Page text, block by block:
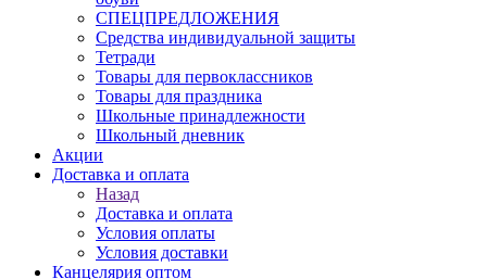
СПЕЦПРЕДЛОЖЕНИЯ
Средства индивидуальной защиты
Тетради
Товары для первоклассников
Товары для праздника
Школьные принадлежности
Школьный дневник
Акции
Доставка и оплата
Назад
Доставка и оплата
Условия оплаты
Условия доставки
Канцелярия оптом